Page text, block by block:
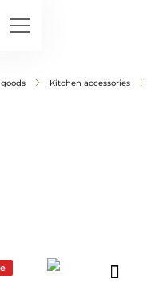
Kitchen accessories